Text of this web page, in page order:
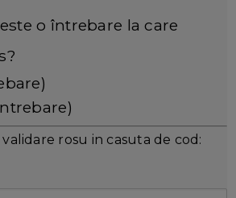
o întrebare la care
rosu in casuta de cod: